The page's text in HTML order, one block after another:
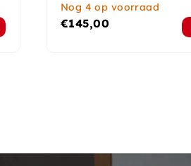
Nog 4 op voorraad
€145,00